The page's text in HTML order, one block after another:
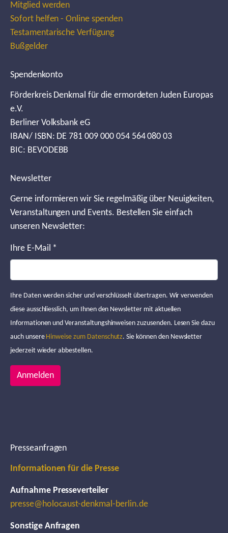
Mitglied werden
Sofort helfen - Online spenden
Testamentarische Verfügung
Bußgelder
Spendenkonto
Förderkreis Denkmal für die ermordeten Juden Europas
e.V.
Berliner Volksbank eG
IBAN/ ISBN: DE 781 009 000 054 564 080 03
BIC: BEVODEBB
Newsletter
Gerne informieren wir Sie regelmäßig über Neuigkeiten,
Veranstaltungen und Events. Bestellen Sie einfach
unseren Newsletter:
Ihre E-Mail *
Ihre Daten werden sicher und verschlüsselt übertragen. Wir verwenden
diese ausschliesslich, um Ihnen den Newsletter mit aktuellen
Informationen und Veranstaltungshinweisen zuzusenden. Lesen Sie dazu
auch unsere Hinweise zum Datenschutz. Sie können den Newsletter
jederzeit wieder abbestellen.
Anmelden
Presseanfragen
Informationen für die Presse
Aufnahme Presseverteiler
presse@holocaust-denkmal-berlin.de
Sonstige Anfragen